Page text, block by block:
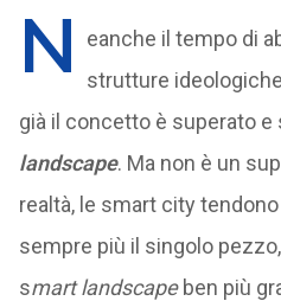
N
eanche il tempo di
strutture
già il concetto è superato e
landscape. Ma non è un
realtà, le smart city
sempre più il singolo
smart landscapeben più